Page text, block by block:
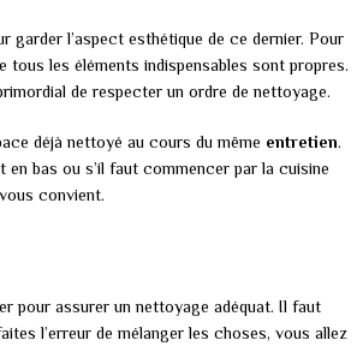
garder l’aspect esthétique de ce dernier. Pour
les éléments indispensables sont propres.
de respecter un ordre de nettoyage.
déjà nettoyé au cours du même entretien.
bas ou s’il faut commencer par la cuisine
convient.
pour assurer un nettoyage adéquat. Il faut
l’erreur de mélanger les choses, vous allez